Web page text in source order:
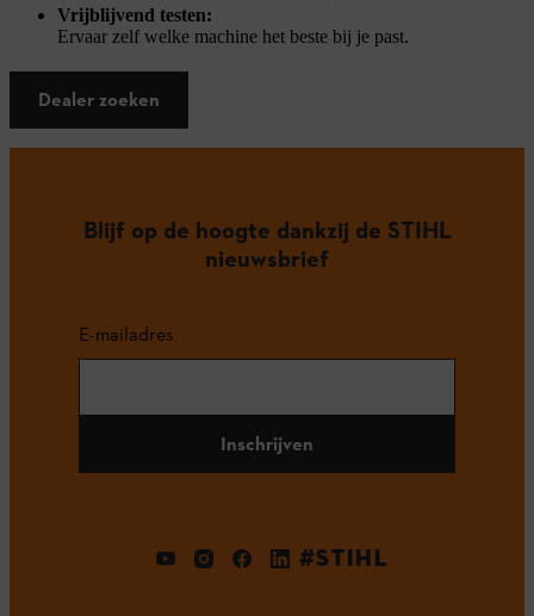
Vrijblijvend testen:
Ervaar zelf welke machine het beste bij je past.
Dealer zoeken
Blijf op de hoogte dankzij de STIHL
nieuwsbrief
E-mailadres
Inschrijven
#STIHL